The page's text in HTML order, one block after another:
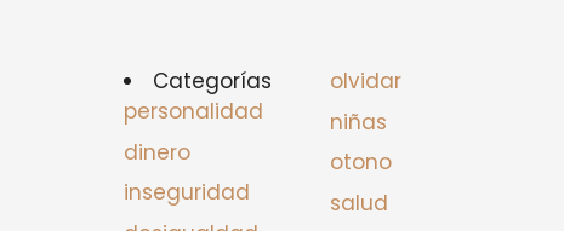
Categorías
personalidad
dinero
inseguridad
olvidar
niñas
otono
salud